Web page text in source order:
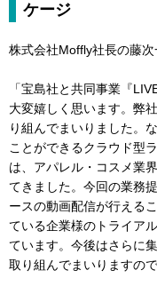
ケージ
株式会社Moffly社長の藤次
「宝島社と共同事業『
大変嬉しく思います。弊
り組んでまいりました。
ことができるクラウド型
は、アパレル・コスメ業
てきました。今回の業務
ースの動画配信が行える
ている企業様のトライア
ています。今後はさらに
取り組んでまいりますの